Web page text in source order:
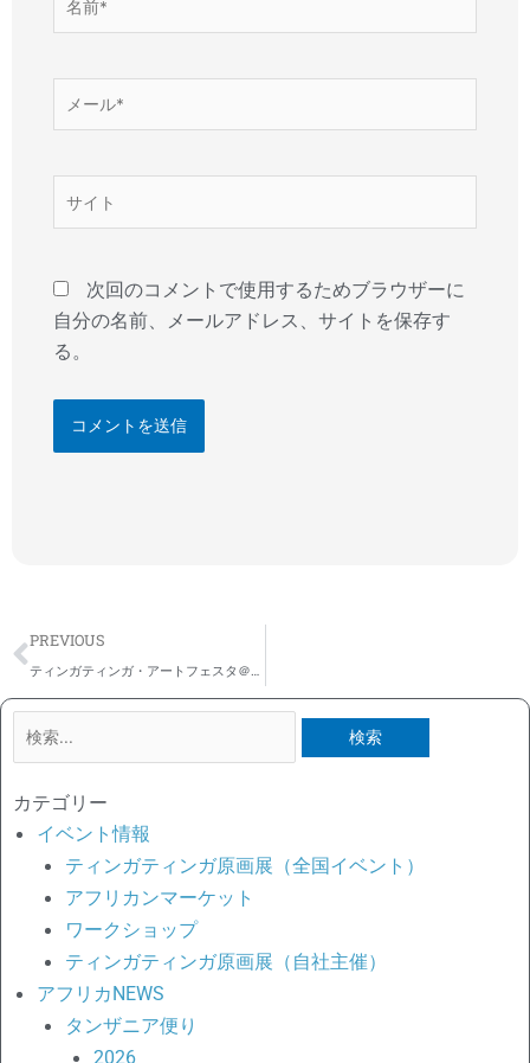
*
次回のコメントで使用するためブラウザーに
自分の名前、メールアドレス、サイトを保存す
る。
Prev
PREVIOUS
検
象:
カテゴリー
イベント情報
ティンガティンガ原画展（全国イベント）
アフリカンマーケット
ワークショップ
ティンガティンガ原画展（自社主催）
アフリカNEWS
タンザニア便り
2026